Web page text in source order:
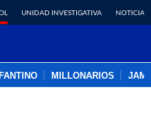
UNIDAD INVESTIGATIVA NOTICIAS
MILLONARIOS